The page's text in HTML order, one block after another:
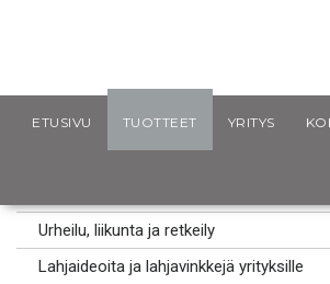
ETUSIVU TUOTTEET YRITYS
Urheilu, liikunta ja retkeily
Lahjaideoita ja lahjavinkkejä yrityksille